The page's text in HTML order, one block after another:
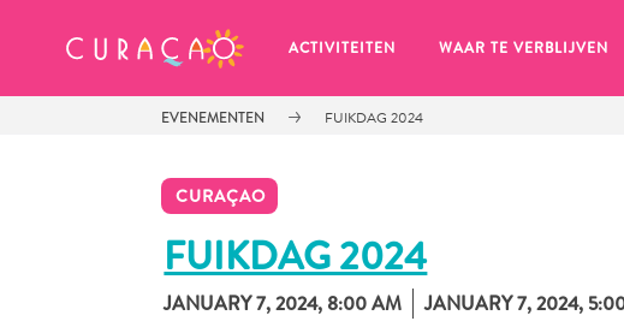
ACTIVITEITEN WAAR TE VERBLIJVEN
EVENEMENTEN FUIKDAG 2024
CURAÇAO
FUIKDAG 2024
JANUARY 7, 2024, 8:00 AM JANUARY 7, 2024,
MIJN FAVORIETEN
Zo te zien heb je nog geen